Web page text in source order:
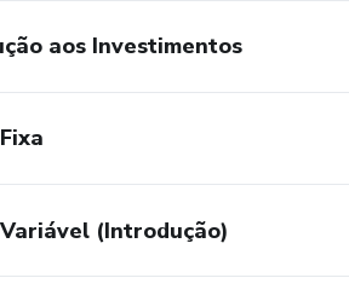
PS. Todas as estratégias e
deve ser interpretada como
lucro específico.
aos Investimentos
(Introdução)